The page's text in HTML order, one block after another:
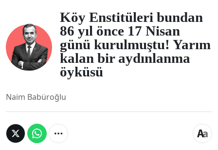
Köy Enstitüleri bundan
86 yıl önce 17 Nisan
günü kurulmuştu! Yarım
kalan bir aydınlanma
öyküsü
Naim Babüroğlu